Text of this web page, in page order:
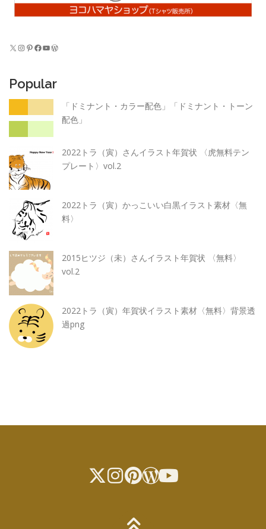
X Instagram Pinterest Facebook YouTube WordPress
Popular
「ドミナント・カラー配色」「ドミナント・トーン
配色」
2022トラ（寅）さんイラスト年賀状 〈虎無料テン
プレート〉vol.2
2022トラ（寅）かっこいい白黒イラスト素材〈無
料〉
2015ヒツジ（未）さんイラスト年賀状 〈無料〉
vol.2
2022トラ（寅）年賀状イラスト素材〈無料〉背景透
過png